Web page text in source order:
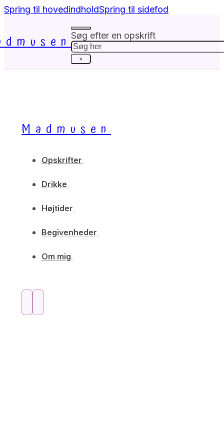
Spring til hovedindholdSpring til sidefod
Søg efter en opskrift
Søg
×
Madmusen
Opskrifter
Drikke
Højtider
Begivenheder
Om mig